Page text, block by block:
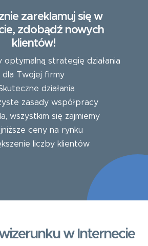
zareklamuj się w
zdobądź nowych
klientów!
optymalną strategię działania
dla Twojej firmy
działania
zasady współpracy
wszystkim się zajmiemy
ceny na rynku
liczby klientów
w Internecie